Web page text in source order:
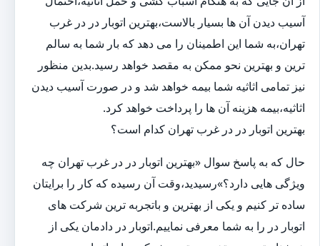
آسیب دیدن آن ها بسیار بالاست،بهترین اتوبار در در غرب
تهران،به شما این اطمینان را می دهد که بار شما به سالم
ترین و بهترین نحو ممکن به مقصد خواهد رسید.بدین منظور
نیز تمامی اثاثیه شما بیمه خواهد شد و در صورت آسیب دیدن
اثاثیه،بیمه هزینه آن ها را پرداخت خواهد کرد.
بهترین اتوبار در در غرب تهران کدام است؟
حال که به پاسخ سوال «بهترین اتوبار در در غرب تهران چه
ویژگی هایی دارد؟»رسیدید،وقت آن رسیده که کار را برایتان
ساده تر کنیم و یکی از بهترین و باتجربه ترین شرکت های
اتوبار در را به شما معرفی نماییم.اتوبار در دادمان یکی از